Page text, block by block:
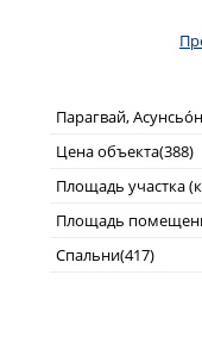
Парагвай, Асунсьо́н
Цена объекта(388)
Площадь участка
Площадь
Спальни(417)